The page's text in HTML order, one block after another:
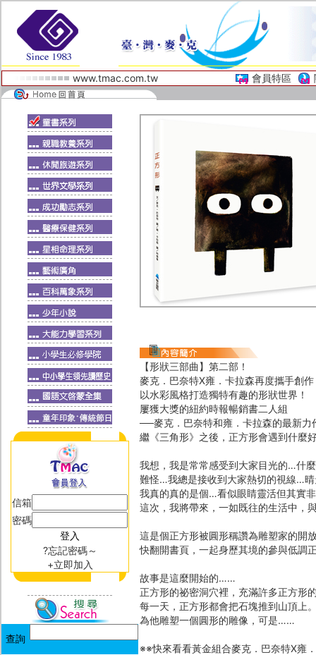
www.tmac.com.tw 會員特區
信箱
密碼
?忘記密碼～
+立即加入
【形狀三部曲】第二部！
麥克．巴奈特X雍．卡拉森再度攜手創作
以水彩風格打造獨特有趣的形狀世界！
屢獲大獎的紐約時報暢銷書二人組
──麥克．巴奈特和雍．卡拉森的最新力
繼《三角形》之後，正方形會遇到什麼
我想，我是常常感受到大家目光的…什
難怪…我總是接收到大家熱切的視線…
我真的真的是個…看似眼睛靈活但其實
這次，我將帶來，一如既往的生活中
這是個正方形被圓形稱讚為雕塑家的開
快翻開書頁，一起身歷其境的參與低調
故事是這麼開始的……
正方形的祕密洞穴裡，充滿許多正方形
每一天，正方形都會把石塊推到山頂上
為他雕塑一個圓形的雕像，可是……
※※快來看看黃金組合麥克．巴奈特X雍